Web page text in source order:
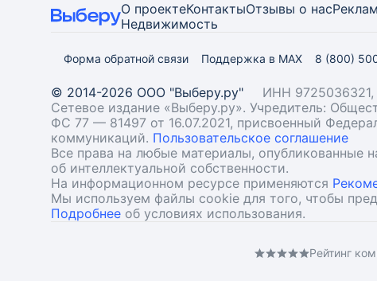
О проектеКонтактыОтзывы о нас
Недвижимость
Форма обратной связи Поддержка в MAX 8 (800)
© 2014-2026 ООО "Выберу.ру"
ИНН
Сетевое издание «Выберу.ру». Учредитель:
ФС 77 — 81497 от 16.07.2021, присвоенный
коммуникаций. Пользовательское соглашение
Все права на любые материалы, опубликованные
об интеллектуальной собственности.
На информационном ресурсе применяются
Мы используем файлы cookie для того, чтобы
Подробнее об условиях использования.
Рейтинг